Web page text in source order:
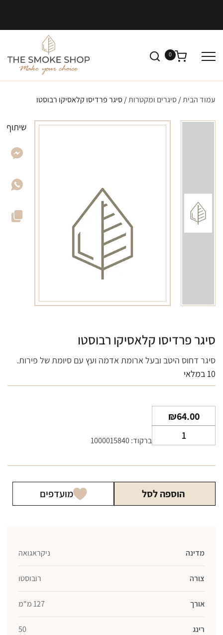
0
עמוד הבית/סיגרים ומקטרות/ סיגר פרדיסו קלאסיקו רבוסטו
סיגר פרדיסו קלאסיקו רבוסטו
סיגר דחוס היטב ובעל ארומת אדמה ועץ עם סיומת של פירות.
10 במלאי
₪64.00
של
ברקוד: 1000015840
הוספה לסל מועדפים
מדינה ניקראגואה
צורה רובוסטו
אורך 127 מ"מ
רינג 50
שיתוף